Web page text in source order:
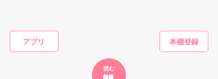
アプリ
読む